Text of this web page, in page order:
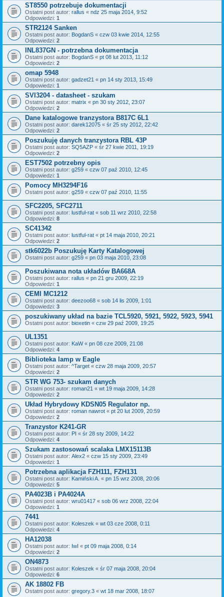
ST8550 potrzebuje dokumentacji
Ostatni post autor: rallus « ndz 25 maja 2014, 9:52
Odpowiedzi: 1
STR2124 Sanken
Ostatni post autor: BogdanS « czw 03 kwie 2014, 12:55
Odpowiedzi: 2
INL837GN - potrzebna dokumentacja
Ostatni post autor: BogdanS « pt 08 lut 2013, 11:12
Odpowiedzi: 2
omap 5948
Ostatni post autor: gadzet21 « pn 14 sty 2013, 15:49
Odpowiedzi: 1
SVI3204 - datasheet - szukam
Ostatni post autor: matrix « pn 30 sty 2012, 23:07
Odpowiedzi: 2
Dane katalogowe tranzystora B817C 6L1
Ostatni post autor: darek12075 « śr 25 sty 2012, 22:42
Odpowiedzi: 2
Poszukuję danych tranzystora RBL 43P
Ostatni post autor: SQ5AZP « śr 27 kwie 2011, 19:19
Odpowiedzi: 2
EST7502 potrzebny opis
Ostatni post autor: g259 « czw 07 paź 2010, 12:45
Odpowiedzi: 1
Pomocy MH3294F16
Ostatni post autor: g259 « czw 07 paź 2010, 11:55
SFC2205, SFC2711
Ostatni post autor: lustful-rat « sob 11 wrz 2010, 22:58
Odpowiedzi: 8
SC41342
Ostatni post autor: lustful-rat « pt 14 maja 2010, 20:21
Odpowiedzi: 2
stk6022b Poszukuję Karty Katalogowej
Ostatni post autor: g259 « pn 03 maja 2010, 23:08
Poszukiwana nota układów BA668A
Ostatni post autor: rallus « pn 21 gru 2009, 22:19
Odpowiedzi: 1
CEMI MC1212
Ostatni post autor: deezoo68 « sob 14 lis 2009, 1:01
Odpowiedzi: 3
poszukiwany układ na bazie TCL5920, 5921, 5922, 5923, 5941
Ostatni post autor: bioxetin « czw 29 paź 2009, 19:25
UL1351
Ostatni post autor: KaW« pn 08 cze 2009, 21:08
Odpowiedzi: 4
Biblioteka lamp w Eagle
Ostatni post autor: ^Target « czw 28 maja 2009, 20:57
Odpowiedzi: 2
STR WG 753- szukam danych
Ostatni post autor: roman21 « wt 19 maja 2009, 14:28
Odpowiedzi: 2
Układ Hybrydowy KDSN05 Regulator np.
Ostatni post autor: roman nawrot « pt 20 lut 2009, 20:59
Odpowiedzi: 2
Tranzystor K241-GR
Ostatni post autor: PI « śr 28 sty 2009, 14:22
Odpowiedzi: 4
Szukam zastosowań scalaka LMX15113B
Ostatni post autor: Alex2 « czw 15 sty 2009, 23:49
Odpowiedzi: 1
Potrzebna aplikacja FZH111, FZH131
Ostatni post autor: Kamiński A. « pn 15 wrz 2008, 20:06
Odpowiedzi: 5
PA4023B i PA4024A
Ostatni post autor: wru01417 « sob 06 wrz 2008, 22:04
Odpowiedzi: 1
7441
Ostatni post autor: Koleszek « wt 03 cze 2008, 0:11
Odpowiedzi: 4
HA12038
Ostatni post autor: IwI « pt 09 maja 2008, 0:14
Odpowiedzi: 2
ON4873
Ostatni post autor: Koleszek « śr 07 maja 2008, 20:04
Odpowiedzi: 6
AK 18802 FB
Ostatni post autor: gregory.3 « wt 18 mar 2008, 18:07